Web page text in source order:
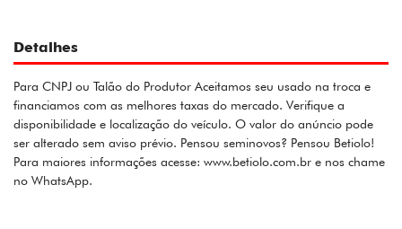
Detalhes
Para CNPJ ou Talão do Produtor Aceitamos seu usado na troca e
financiamos com as melhores taxas do mercado. Verifique a
disponibilidade e localização do veículo. O valor do anúncio pode
ser alterado sem aviso prévio. Pensou seminovos? Pensou Betiolo!
Para maiores informações acesse: www.betiolo.com.br e nos chame
no WhatsApp.